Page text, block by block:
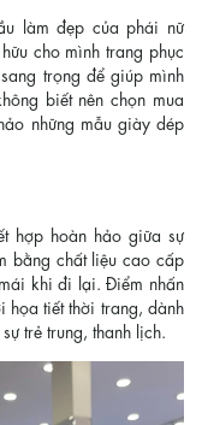
làm đẹp của phái nữ
cho mình trang phục
trọng để giúp mình
biết nên chọn mua
những mẫu giày dép
hợp hoàn hảo giữa sự
bằng chất liệu cao cấp
khi đi lại. Điểm nhấn
họa tiết thời trang, dành
trẻ trung, thanh lịch.